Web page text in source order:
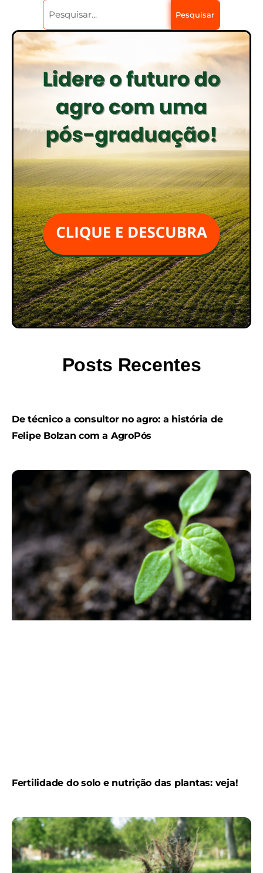
Pesquisar
Posts Recentes
De técnico a consultor no agro: a história de
Felipe Bolzan com a AgroPós
Fertilidade do solo e nutrição das plantas: veja!